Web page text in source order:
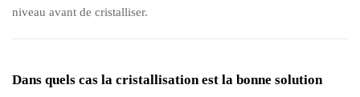
niveau avant de cristalliser.
Dans quels cas la cristallisation est la bonne solution